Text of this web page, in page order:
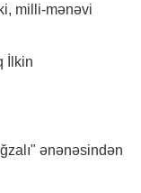
milli-mənəvi
İlkin
ənənəsindən